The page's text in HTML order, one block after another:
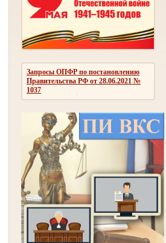
Запросы ОПФР по постановлению
Правительства РФ от 28.06.2021 №
1037